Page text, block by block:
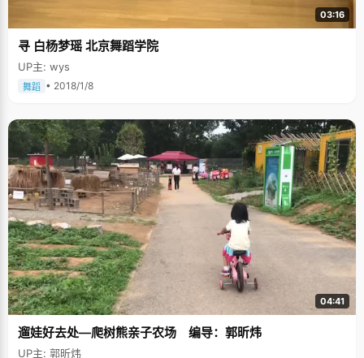
03:16
寻 白杨梦瑶 北京舞蹈学院
UP主: wys
舞蹈 • 2018/1/8
04:41
遛娃好去处—爬树熊亲子农场 编导：郭昕炜
UP主: 郭昕炜